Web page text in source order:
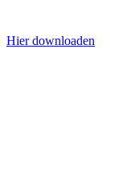
Hier downloaden